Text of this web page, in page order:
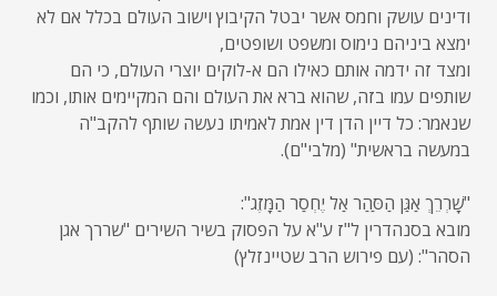
ודינים עושק וחמס אשר יבטל הקיבוץ וישוב העולם בכלל אם לא
ימצא ביניהם נימוס ומשפט ושופטים,
ומצד זה ידמה אותם כאילו הם א-לוקים יוצרי העולם, כי הם
שותפים עמו בזה, שהוא ברא את העולם והם המקיימים אותו, וכמו
שנאמר: כל דיין הדן דין אמת לאמיתו נעשה שותף להקב"ה
במעשה בראשית" (מלבי"ם).
"שָׁרְרֵךְ אַגַּן הַסַּהַר אַל יֶחְסַר הַמָּזֶג":
מובא בסנהדרין ל"ז ע"א על הפסוק בשיר השירים "שררך אגן
הסהר": (עם פירוש הרב שטיינזלץ)